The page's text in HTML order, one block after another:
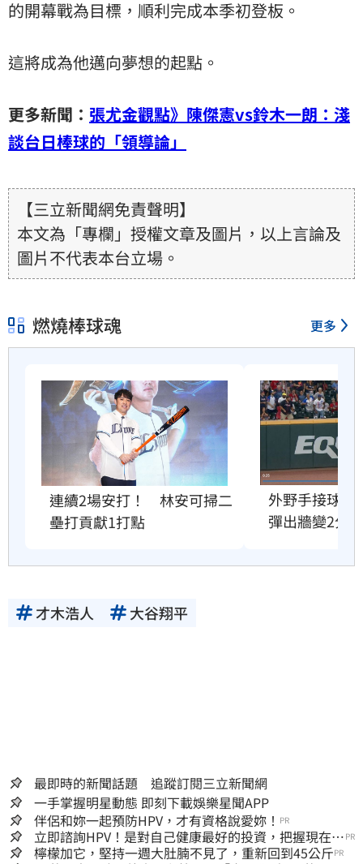
的開幕戰為目標，順利完成本季初登板。
這將成為他邁向夢想的起點。
更多新聞： 張尤金觀點》陳傑憲vs鈴木一朗：淺
談台日棒球的「領導論」
【三立新聞網免責聲明】
本文為「專欄」授權文章及圖片，以上言論及
圖片不代表本台立場。
燃燒棒球魂 更多
連續2場安打！　林安可掃二
壘打貢獻1打點
外野手接球相
彈出牆變2分砲
才木浩人 大谷翔平
最即時的新聞話題 追蹤訂閱三立新聞網
一手掌握明星動態 即刻下載娛樂星聞APP
伴侶和妳一起預防HPV，才有資格說愛妳！ PR
立即諮詢HPV！是對自己健康最好的投資，把握現在不
嫌晚！
PR
檸檬加它，堅持一週大肚腩不見了，重新回到45公斤PR